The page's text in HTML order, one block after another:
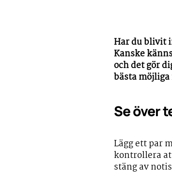
Har du blivit
Kanske
och det gör
bästa
Se över
Lägg ett par
kontrollera
stäng av